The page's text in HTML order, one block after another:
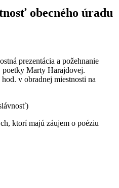
obecného úradu
prezentácia a požehnanie
Marty Harajdovej.
v obradnej miestnosti na
ktorí majú záujem o poéziu